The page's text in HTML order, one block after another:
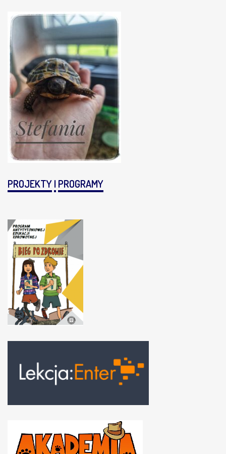
PROJEKTYIPROGRAMY